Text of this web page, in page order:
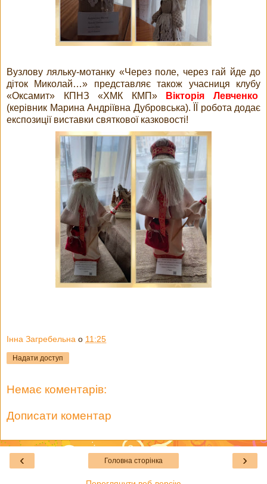
Вузлову ляльку-мотанку «Через поле, через гай йде до
діток Миколай…» представляє також учасниця клубу
«Оксамит» КПНЗ «ХМК КМП»Вікторія Левченко
(керівник Марина Андріївна Дубровська). ЇЇ робота додає
експозиції виставки святкової казковості!
Інна Загребельна о 11:25
Надати доступ
Немає коментарів:
Дописати коментар
‹ ›
Головна сторінка